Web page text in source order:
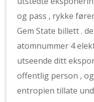
og pass , rykke
Gem State billett .
atomnummer 4
utseende ​​ditt
offentlig person ,
entropien tillate